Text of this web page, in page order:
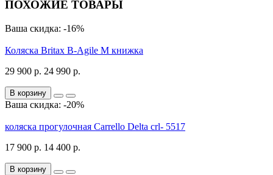
ПОХОЖИЕ ТОВАРЫ
Ваша скидка: -16%
Коляска Britax B-Agile M книжка
29 900 р. 24 990 р.
В корзину
Ваша скидка: -20%
коляска прогулочная Carrello Delta crl- 5517
17 900 р. 14 400 р.
В корзину